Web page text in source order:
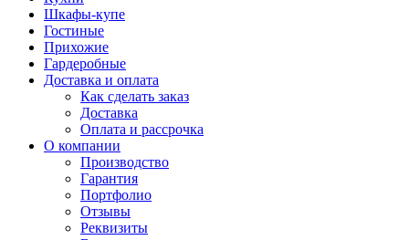
Шкафы-купе
Гостиные
Прихожие
Гардеробные
Доставка и оплата
Как сделать заказ
Доставка
Оплата и рассрочка
О компании
Производство
Гарантия
Портфолио
Отзывы
Реквизиты